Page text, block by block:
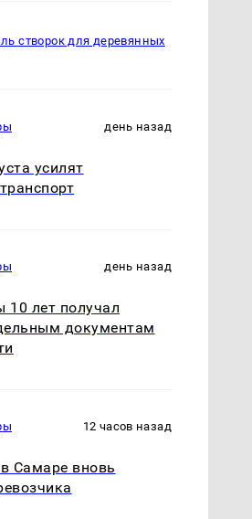
створок для деревянных
день назад
усилят
день назад
лет получал
документам
12 часов назад
Самаре вновь